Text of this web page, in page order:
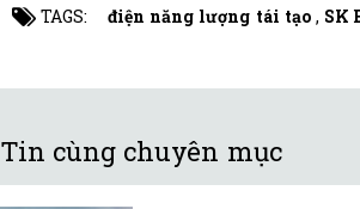
TAGS: điện năng lượng tái tạo, SK
Tin cùng chuyên mục